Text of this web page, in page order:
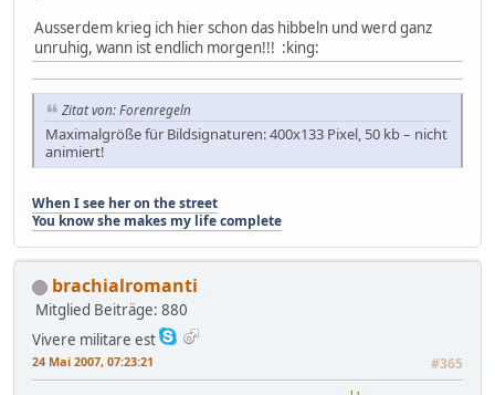
Ausserdem krieg ich hier schon das hibbeln und werd ganz
unruhig, wann ist endlich morgen!!! :king:
Zitat von: Forenregeln
Maximalgröße für Bildsignaturen: 400x133 Pixel, 50 kb – nicht
animiert!
When I see her on the street
You know she makes my life complete
brachialromanti
Mitglied Beiträge: 880
Vivere militare est
24 Mai 2007, 07:23:21 #365